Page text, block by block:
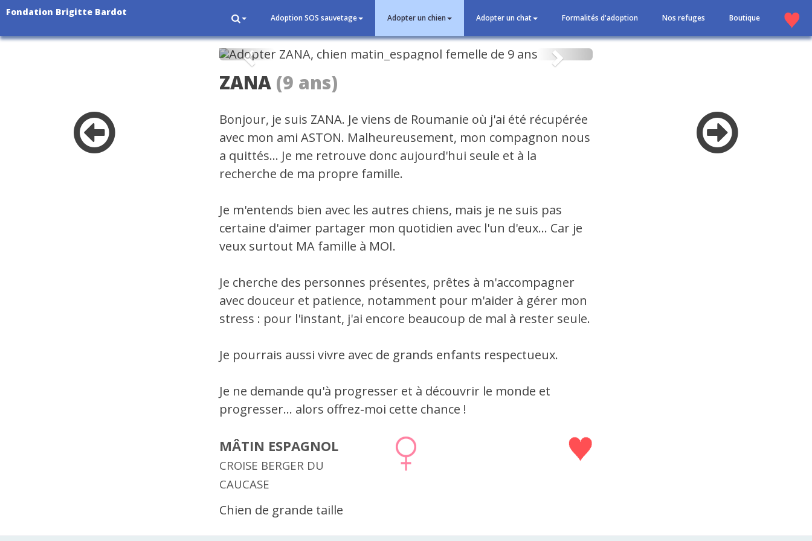
Fondation Brigitte Bardot
Adoption SOS sauvetage Adopter un chien Adopter un chat Formalités d'adoption Nos refuges Boutique
Précédent Suivant
ZANA (9 ans)
Bonjour, je suis ZANA. Je viens de Roumanie où j'ai été récupérée
avec mon ami ASTON. Malheureusement, mon compagnon nous
a quittés... Je me retrouve donc aujourd'hui seule et à la
recherche de ma propre famille.
Je m'entends bien avec les autres chiens, mais je ne suis pas
certaine d'aimer partager mon quotidien avec l'un d'eux... Car je
veux surtout MA famille à MOI.
Je cherche des personnes présentes, prêtes à m'accompagner
avec douceur et patience, notamment pour m'aider à gérer mon
stress : pour l'instant, j'ai encore beaucoup de mal à rester seule.
Je pourrais aussi vivre avec de grands enfants respectueux.
Je ne demande qu'à progresser et à découvrir le monde et
progresser... alors offrez-moi cette chance !
MÂTIN ESPAGNOL
CROISE BERGER DU
CAUCASE
Chien de grande taille